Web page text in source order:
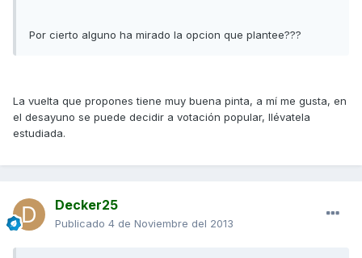
Por cierto alguno ha mirado la opcion que plantee???
La vuelta que propones tiene muy buena pinta, a mí me gusta, en
el desayuno se puede decidir a votación popular, llévatela
estudiada.
Decker25
Publicado 4 de Noviembre del 2013